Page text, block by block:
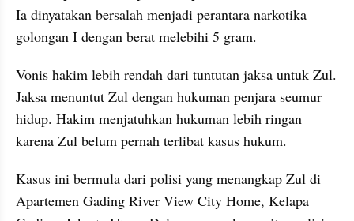
Ia dinyatakan bersalah menjadi perantara narkotika
golongan I dengan berat melebihi 5 gram.
Vonis hakim lebih rendah dari tuntutan jaksa untuk Zul.
Jaksa menuntut Zul dengan hukuman penjara seumur
hidup. Hakim menjatuhkan hukuman lebih ringan
karena Zul belum pernah terlibat kasus hukum.
Kasus ini bermula dari polisi yang menangkap Zul di
Apartemen Gading River View City Home, Kelapa